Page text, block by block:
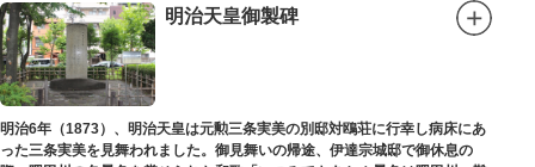
明治天皇御製碑
明治6年（1873）、明治天皇は元勲三条実美の別邸対鴎荘に行幸し病床にあ
った三条実美を見舞われました。御見舞いの帰途、伊達宗城邸で御休息の